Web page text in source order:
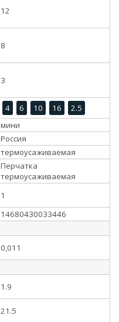
12
8
3
4 6 10 16
2.5
мини
Россия
термоусаживаемая
Перчатка
термоусаживаемая
1
14680430033446
0,011
1.9
21.5